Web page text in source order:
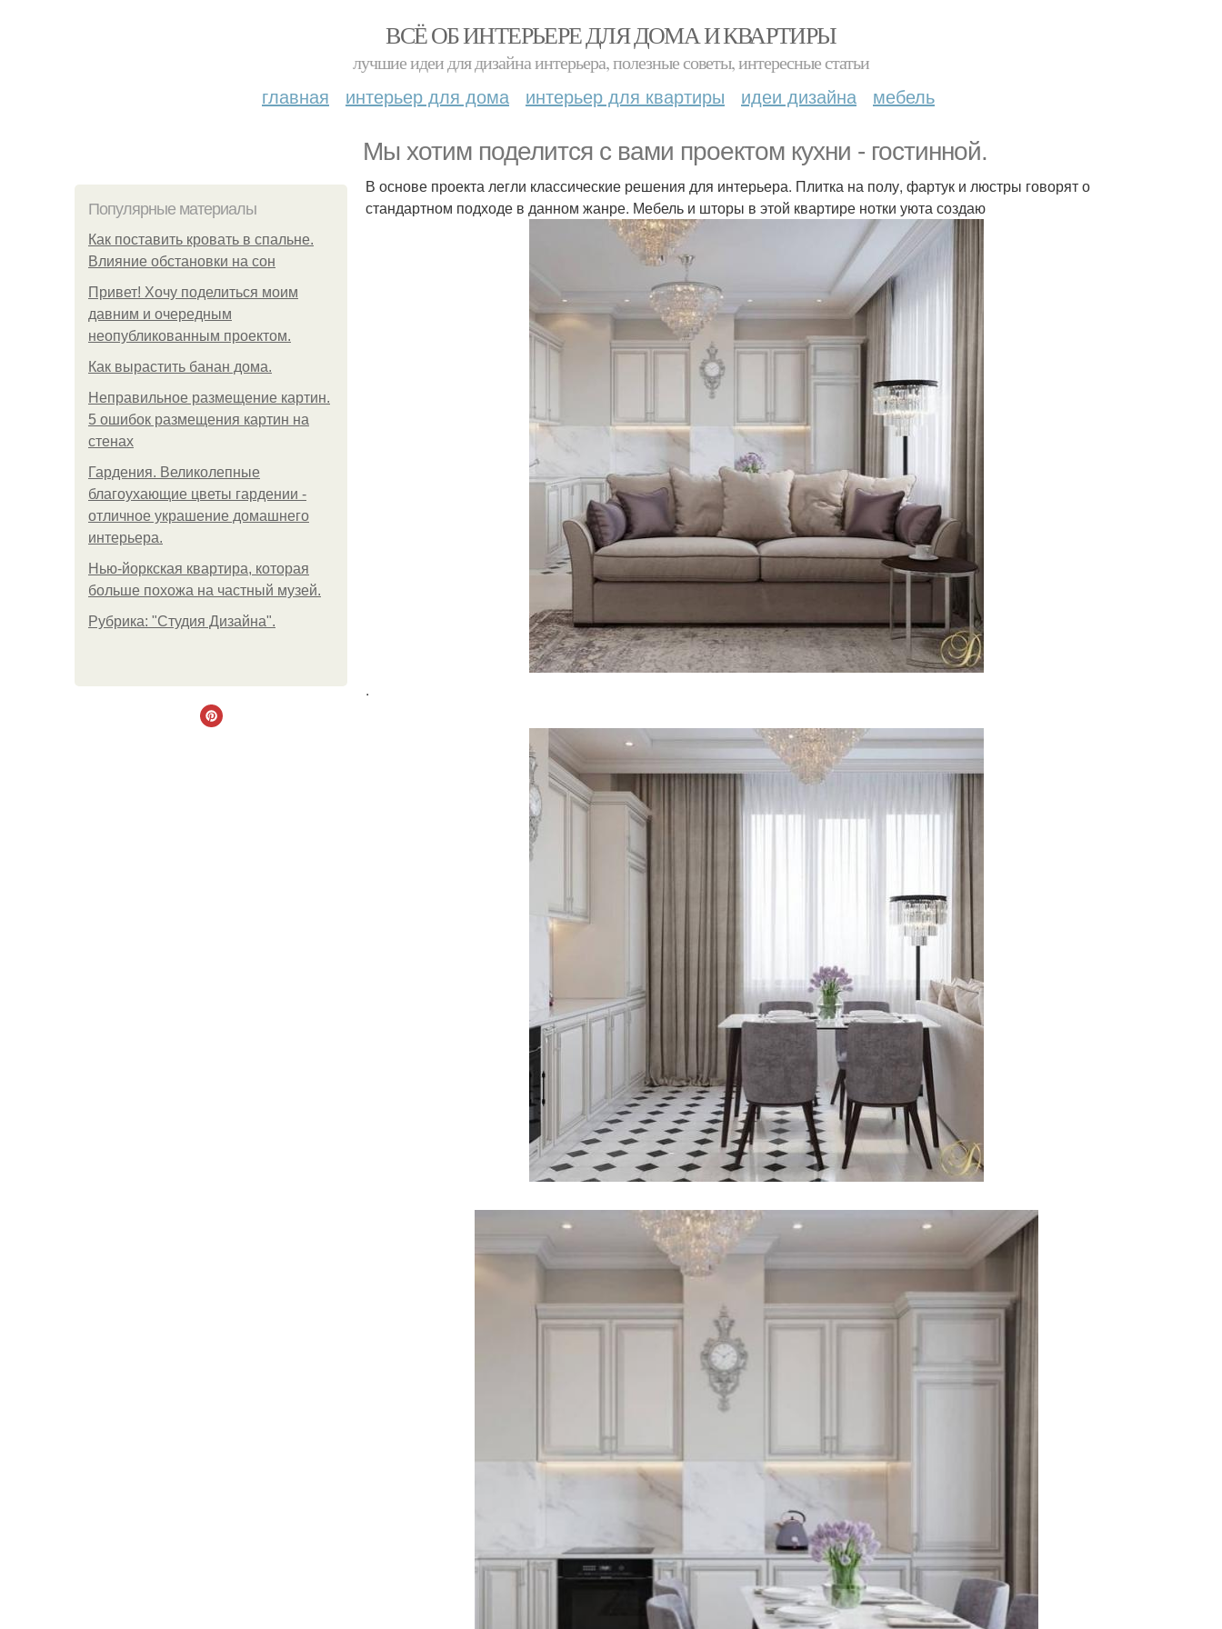
ВСЁ ОБ ИНТЕРЬЕРЕ ДЛЯ ДОМА И КВАРТИРЫ
лучшие идеи для дизайна интерьера, полезные советы, интересные статьи
главная интерьер для дома интерьер для квартиры идеи дизайна мебель
Мы хотим поделится с вами проектом кухни - гостинной.
Популярные материалы
Как поставить кровать в спальне.
Влияние обстановки на сон
Привет! Хочу поделиться моим
давним и очередным
неопубликованным проектом.
Как вырастить банан дома.
Неправильное размещение картин.
5 ошибок размещения картин на
стенах
Гардения. Великолепные
благоухающие цветы гардении -
отличное украшение домашнего
интерьера.
Нью-йоркская квартира, которая
больше похожа на частный музей.
Рубрика: "Студия Дизайна".
В основе проекта легли классические решения для интерьера. Плитка на полу, фартук и люстры говорят о
стандартном подходе в данном жанре. Мебель и шторы в этой квартире нотки уюта создаю
.